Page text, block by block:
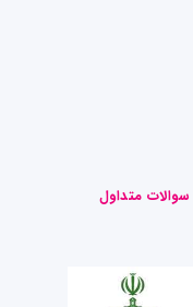
سوالات متداول